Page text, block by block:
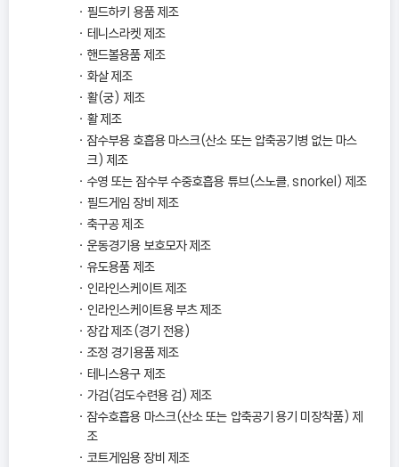
필드하키 용품 제조
테니스라켓 제조
핸드볼용품 제조
화살 제조
활(궁) 제조
활 제조
잠수부용 호흡용 마스크(산소 또는 압축공기병 없는 마스
크) 제조
수영 또는 잠수부 수중호흡용 튜브(스노클, snorkel) 제조
필드게임 장비 제조
축구공 제조
운동경기용 보호모자 제조
유도용품 제조
인라인스케이트 제조
인라인스케이트용 부츠 제조
장갑 제조(경기 전용)
조정 경기용품 제조
테니스용구 제조
가검(검도수련용 검) 제조
잠수호흡용 마스크(산소 또는 압축공기 용기 미장착품) 제
조
코트게임용 장비 제조